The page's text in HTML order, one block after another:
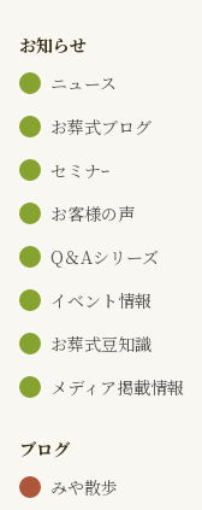
お知らせ
ニュース
お葬式ブログ
セミナｰ
お客様の声
Q＆Aシリーズ
イベント情報
お葬式豆知識
メディア掲載情報
ブログ
みや散歩